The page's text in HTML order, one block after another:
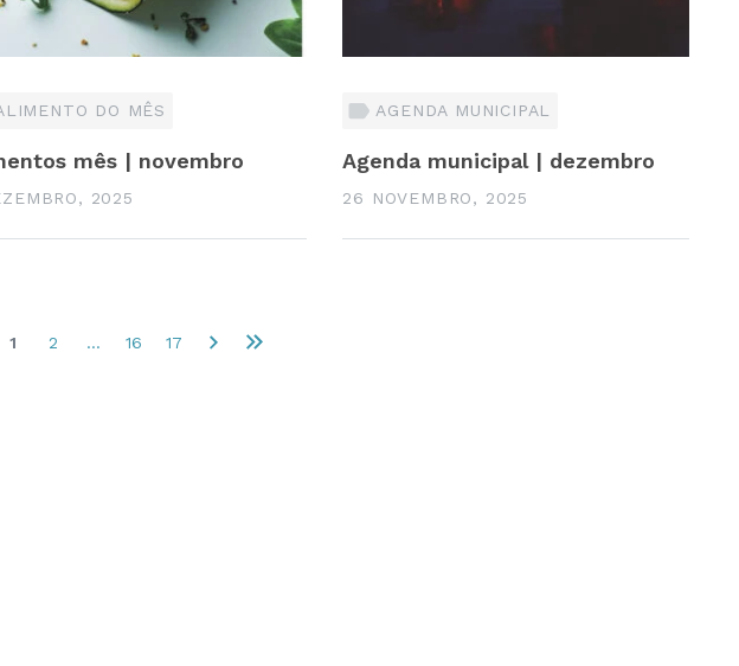
DO MÊS
mês | novembro
2025
AGENDA MUNICIPAL
Agenda municipal | dezembro
26 NOVEMBRO, 2025
1 2 ... 16 17